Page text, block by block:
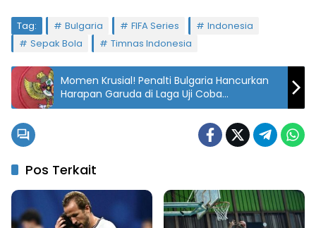
Tag: Bulgaria FIFA Series
Indonesia
Sepak Bola
Timnas Indonesia
Momen Krusial! Penalti Bulgaria Hancurkan
Harapan Garuda di Laga Uji Coba
Internasional!
Pos Terkait